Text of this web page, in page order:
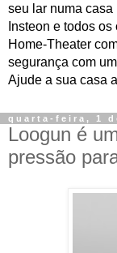
seu lar numa
Insteon e todos
Home-Theater
segurança com
Ajude a sua casa
quarta-feira, 1
Loogun é
pressão